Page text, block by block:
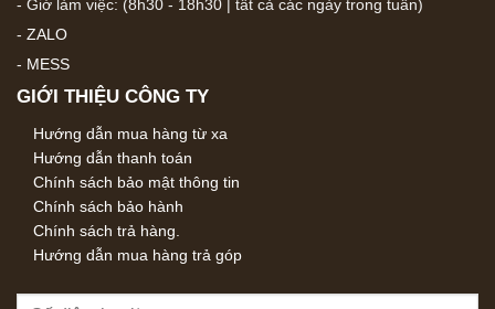
- Giờ làm việc: (8h30 - 18h30 | tất cả các ngày trong tuần)
- ZALO
- MESS
GIỚI THIỆU CÔNG TY
Hướng dẫn mua hàng từ xa
Hướng dẫn thanh toán
Chính sách bảo mật thông tin
Chính sách bảo hành
Chính sách trả hàng.
Hướng dẫn mua hàng trả góp